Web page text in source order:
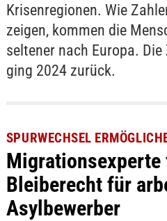
Krisenregionen. Wie
zeigen, kommen die
seltener nach Europa.
ging 2024 zurück.
SPURWECHSEL
Bleiberecht für
Asylbewerber